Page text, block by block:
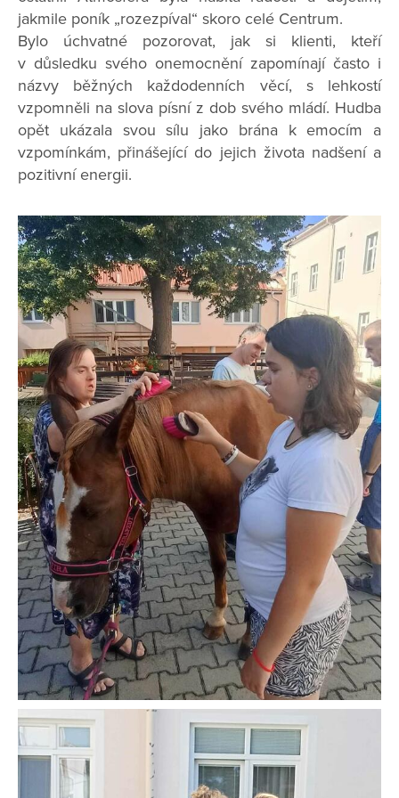
jakmile poník „rozezpíval“ skoro celé Centrum.
Bylo úchvatné pozorovat, jak si klienti, kteří
v důsledku svého onemocnění zapomínají často i
názvy běžných každodenních věcí, s lehkostí
vzpomněli na slova písní z dob svého mládí. Hudba
opět ukázala svou sílu jako brána k emocím a
vzpomínkám, přinášející do jejich života nadšení a
pozitivní energii.